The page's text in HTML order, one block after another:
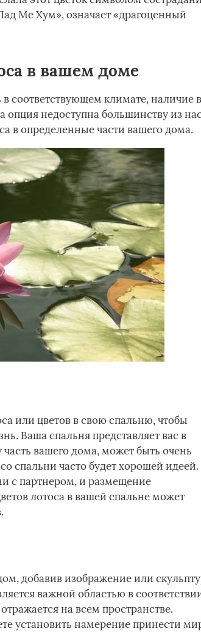
Ме Хум», означает «драгоценный
в вашем доме
в соответствующем климате, наличие в
опция недоступна большинству из
в определенные части вашего дома.
или цветов в свою спальню, чтобы
Ваша спальня представляет вас в
вашего дома, может быть очень
спальни часто будет хорошей идеей.
с партнером, и размещение
лотоса в вашей спальне может
добавив изображение или
важной областью в
на всем пространстве.
установить намерение принести